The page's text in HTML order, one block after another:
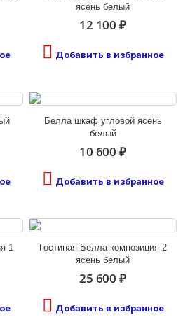
ясень белый
12 100 ₽
Добавить в избранное
Белла шкаф угловой ясень
белый
10 600 ₽
Добавить в избранное
1
Гостиная Белла композиция 2
ясень белый
25 600 ₽
Добавить в избранное